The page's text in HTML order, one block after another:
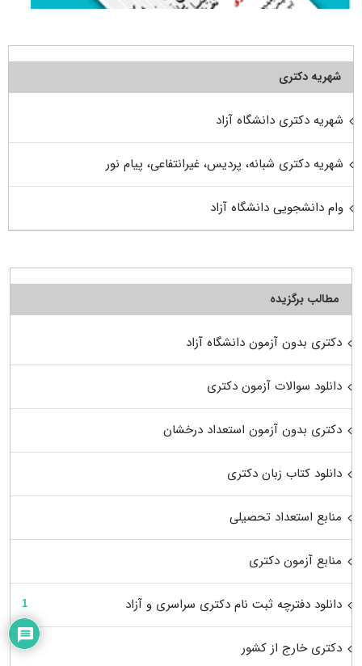
شهریه دکتری
شهریه دکتری دانشگاه آزاد
شهریه دکتری شبانه، پردیس، غیرانتفاعی، پیام نور
وام دانشجویی دانشگاه آزاد
مطالب برگزیده
دکتری بدون آزمون دانشگاه آزاد
دانلود سوالات آزمون دکتری
دکتری بدون آزمون استعداد درخشان
دانلود کتاب زبان دکتری
منابع استعداد تحصیلی
منابع آزمون دکتری
دانلود دفترچه ثبت نام دکتری سراسری و آزاد
دکتری خارج از کشور
1